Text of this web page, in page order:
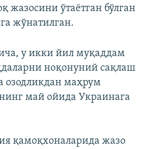
жазосини ўтаётган бўлган
жўнатилган.
у икки йил муқаддам
ноқонуний сақлаш
озодликдан маҳрум
май ойида Украинага
қамоқхоналарида жазо